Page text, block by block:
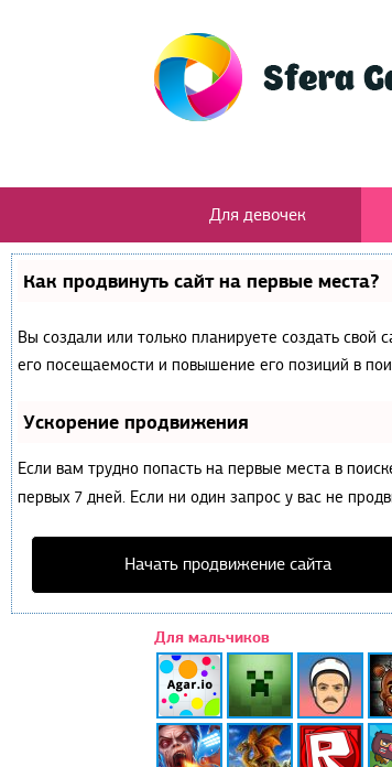
Для девочек
Как продвинуть сайт на первые места?
Вы создали или только планируете создать свой
его посещаемости и повышение его позиций в
Ускорение продвижения
Если вам трудно попасть на первые места в
первых 7 дней. Если ни один запрос у вас не
Начать продвижение сайта
Для мальчиков